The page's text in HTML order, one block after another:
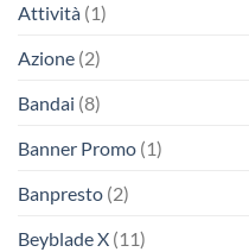
Attività (1)
Azione (2)
Bandai (8)
Banner Promo (1)
Banpresto (2)
Beyblade X (11)